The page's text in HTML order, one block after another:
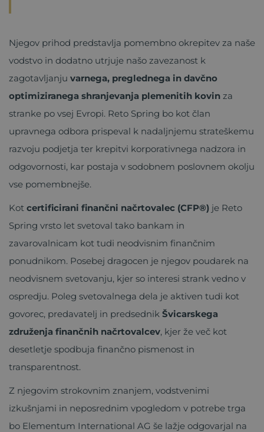
Njegov prihod predstavlja pomembno okrepitev za naše
vodstvo in dodatno utrjuje našo zavezanost k
zagotavljanju varnega, preglednega in davčno
optimiziranega shranjevanja plemenitih kovin za
stranke po vsej Evropi. Reto Spring bo kot član
upravnega odbora prispeval k nadaljnjemu strateškemu
razvoju podjetja ter krepitvi korporativnega nadzora in
odgovornosti, kar postaja v sodobnem poslovnem okolju
vse pomembnejše.
Kot certificirani finančni načrtovalec (CFP®) je Reto
Spring vrsto let svetoval tako bankam in
zavarovalnicam kot tudi neodvisnim finančnim
ponudnikom. Posebej dragocen je njegov poudarek na
neodvisnem svetovanju, kjer so interesi strank vedno v
ospredju. Poleg svetovalnega dela je aktiven tudi kot
govorec, predavatelj in predsednik Švicarskega
združenja finančnih načrtovalcev, kjer že več kot
desetletje spodbuja finančno pismenost in
transparentnost.
Z njegovim strokovnim znanjem, vodstvenimi
izkušnjami in neposrednim vpogledom v potrebe trga
bo Elementum International AG še lažje odgovarjal na